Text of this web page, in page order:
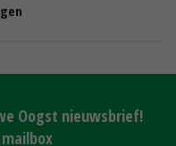
Oogst nieuwsbrief!